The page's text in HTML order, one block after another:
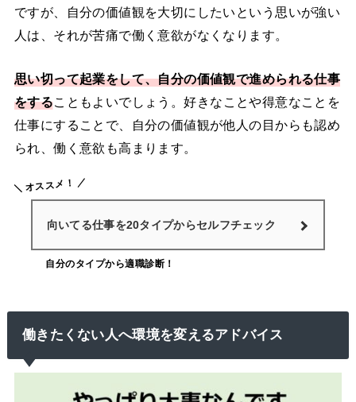
ですが、自分の価値観を大切にしたいという思いが強い
人は、それが苦痛で働く意欲がなくなります。
思い切って起業をして、自分の価値観で進められる仕事
をすることもよいでしょう。好きなことや得意なことを
仕事にすることで、自分の価値観が他人の目からも認め
られ、働く意欲も高まります。
オススメ！
向いてる仕事を20タイプからセルフチェック
自分のタイプから適職診断！
働きたくない人へ環境を変えるアドバイス